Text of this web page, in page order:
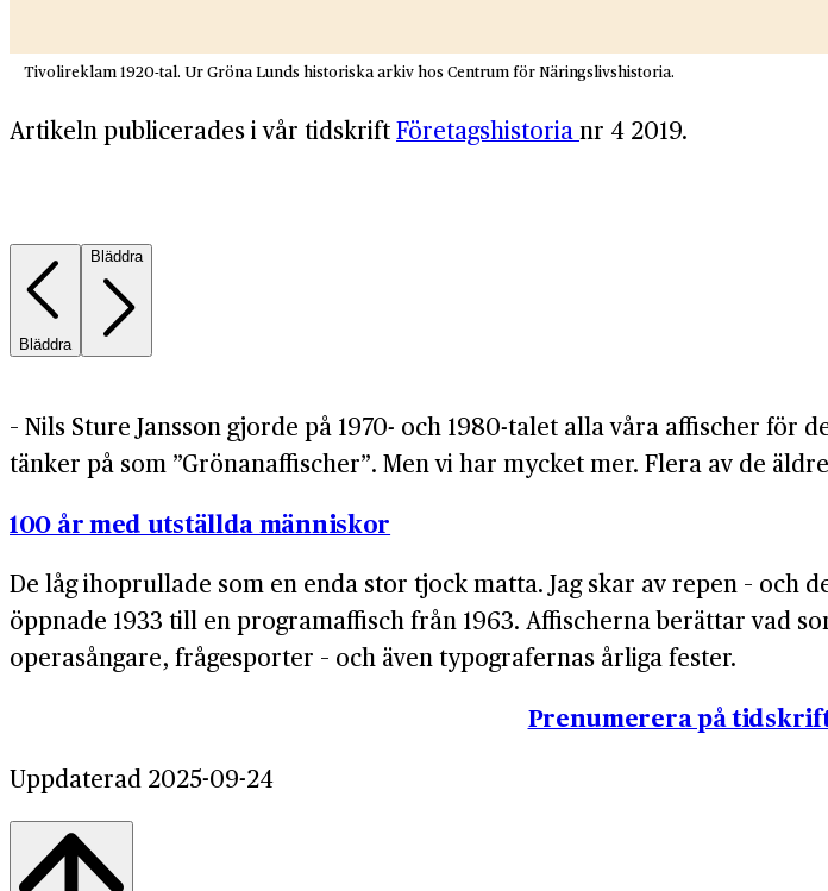
Tivolireklam 1920-tal. Ur Gröna Lunds historiska arkiv hos Centrum för Näringslivshistoria.
Artikeln publicerades i vår tidskriftFöretagshistorianr 4 2019.
Bläddra
Bläddra
– Nils Sture Jansson gjorde på 1970- och 1980-talet alla våra affischer
tänker på som ”Grönanaffischer”. Men vi har mycket mer. Flera av de
100 år med utställda människor
De låg ihoprullade som en enda stor tjock matta. Jag skar av repen –
öppnade 1933 till en programaffisch från 1963. Affischerna berättar vad
operasångare, frågesporter – och även typografernas årliga fester.
Prenumerera på
Uppdaterad 2025-09-24